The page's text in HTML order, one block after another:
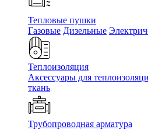
Тепловые пушки
Газовые Дизельные
Теплоизоляция
Аксессуары для
ткань
Трубопроводная арматура